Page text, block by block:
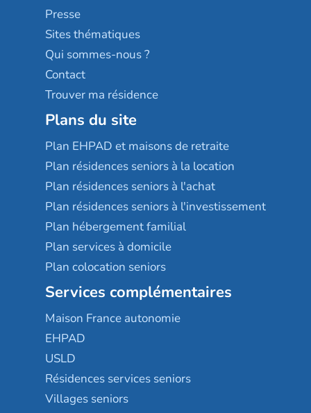
Sérénys
Résidences services Villa Médicis
Presse
Sites thématiques
Qui sommes-nous ?
Contact
Trouver ma résidence
Plans du site
Plan EHPAD et maisons de retraite
Plan résidences seniors à la location
Plan résidences seniors à l'achat
Plan résidences seniors à l'investissement
Plan hébergement familial
Plan services à domicile
Plan colocation seniors
Services complémentaires
Maison France autonomie
EHPAD
USLD
Résidences services seniors
Villages seniors